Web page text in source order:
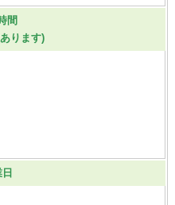
間
ります)